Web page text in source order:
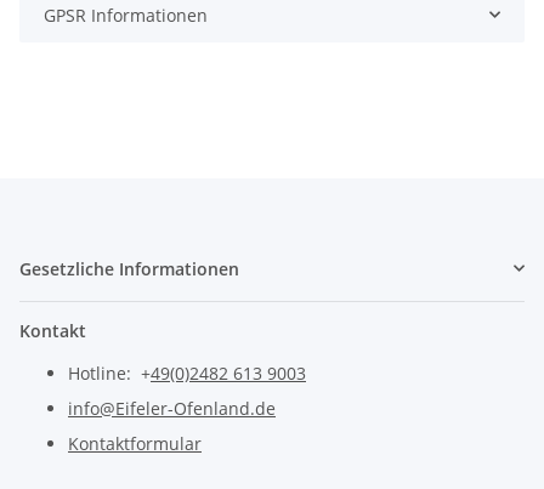
GPSR Informationen
Gesetzliche Informationen
Kontakt
Hotline: +49(0)2482 613 9003
info@Eifeler-Ofenland.de
Kontaktformular